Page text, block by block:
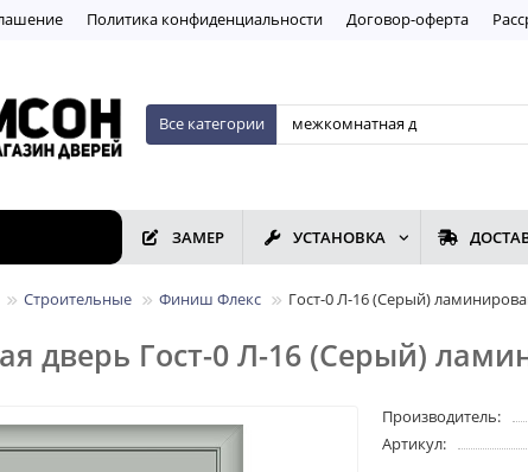
Пoлитикa кoнфидeнциaльнoсти Договор-оферта
Все категории
ЗАМЕР УСТАНОВКА
Строительные Финиш Флекс Гост-0 Л-16 (Серый)
дверь Гост-0 Л-16 (Серый)
Производитель:
Артикул: